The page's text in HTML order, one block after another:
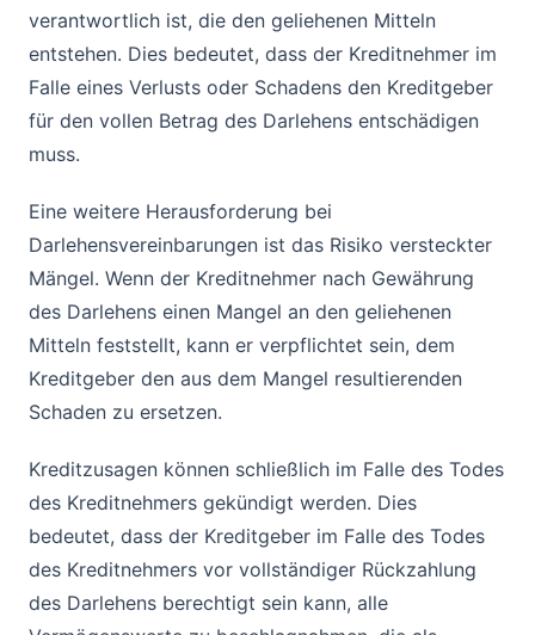
verantwortlich ist, die den geliehenen Mitteln
entstehen. Dies bedeutet, dass der Kreditnehmer im
Falle eines Verlusts oder Schadens den Kreditgeber
für den vollen Betrag des Darlehens entschädigen
muss.
Eine weitere Herausforderung bei
Darlehensvereinbarungen ist das Risiko versteckter
Mängel. Wenn der Kreditnehmer nach Gewährung
des Darlehens einen Mangel an den geliehenen
Mitteln feststellt, kann er verpflichtet sein, dem
Kreditgeber den aus dem Mangel resultierenden
Schaden zu ersetzen.
Kreditzusagen können schließlich im Falle des Todes
des Kreditnehmers gekündigt werden. Dies
bedeutet, dass der Kreditgeber im Falle des Todes
des Kreditnehmers vor vollständiger Rückzahlung
des Darlehens berechtigt sein kann, alle